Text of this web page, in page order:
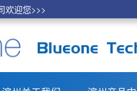
欢迎您>>>